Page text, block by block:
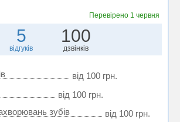
Перевірено 1 червня
5
відгуків
100
дзвінків
від 100 грн.
від 100 грн.
зубів
від 100 грн.